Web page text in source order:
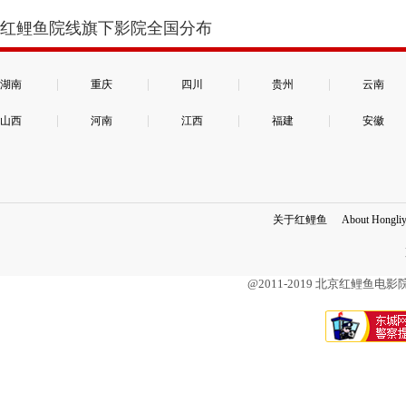
红鲤鱼院线旗下影院全国分布
湖南 重庆 四川 贵州 云南
山西 河南 江西 福建 安徽
关于红鲤鱼 About
@2011-2019 北京红鲤鱼电影